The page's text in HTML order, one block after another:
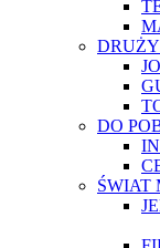
DO
ŚWIAT